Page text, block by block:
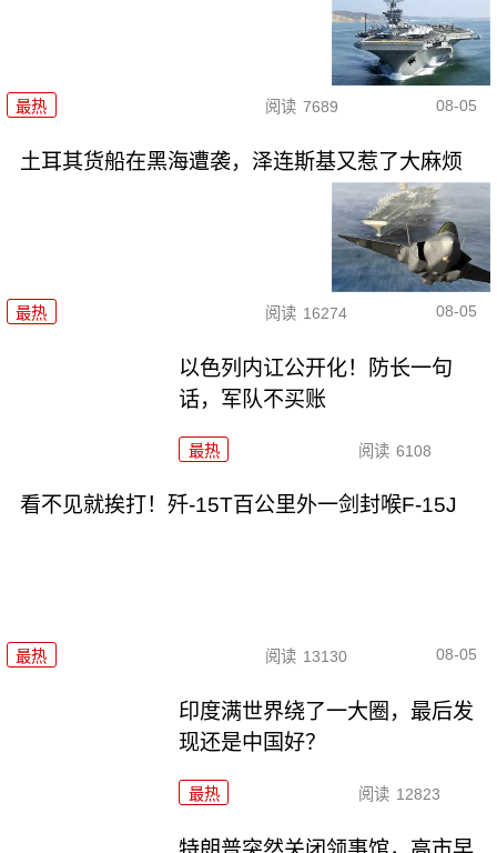
最热 阅读 7689 08-05
土耳其货船在黑海遭袭，泽连斯基又惹了大麻烦
最热 阅读 16274 08-05
以色列内讧公开化！防长一句
话，军队不买账
最热 阅读 6108
看不见就挨打！歼-15T百公里外一剑封喉F-15J
最热 阅读 13130 08-05
印度满世界绕了一大圈，最后发
现还是中国好？
最热 阅读 12823